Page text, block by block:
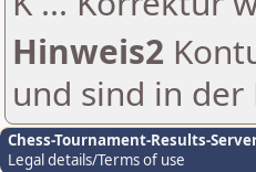
Hinweis2
und sind in
Chess-Tournament-Results-
Legal details/Terms of use